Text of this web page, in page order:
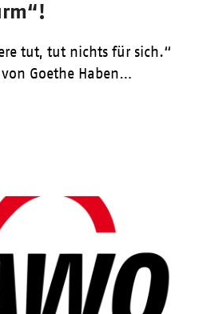
tut, tut nichts für sich.“
Goethe Haben…